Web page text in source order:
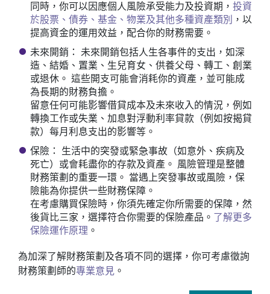
同時，你可以因應個人風險承受能力及投資期， 投資
於股票、債券、基金、物業及其他多種資產類別 ，以
提高資金的運用效益，配合你的財務需要。
未來開銷： 未來開銷包括人生各事件的支出，如深
造、結婚、置業、生兒育女、供養父母、轉工、創業
或退休。 這些開支可能會消耗你的資產，並可能成
為長期的財務負擔。
留意任何可能影響借貸成本及未來收入的情況，例如
轉換工作或失業、加息對浮動利率貸款（例如按揭貸
款）每月利息支出的影響等。
保險： 生活中的突發或緊急事故（如意外、疾病及
死亡）或會耗盡你的存款及資產。 風險管理是整體
財務策劃的重要一環。 當遇上突發事故或風險，保
險能為你提供一些財務保障。
在考慮購買保險時，你須先確定你所需要的保障，然
後貨比三家，選擇符合你需要的保險產品。 了解更多
保險運作原理 。
為加深了解財務策劃及各項不同的選擇，你可考慮徵詢
財務策劃師的專業意見 。